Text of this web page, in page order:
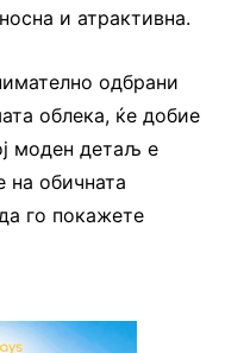
и атрактивна.
одбрани
облека, ќе добие
моден детаљ е
на обичната
го покажете